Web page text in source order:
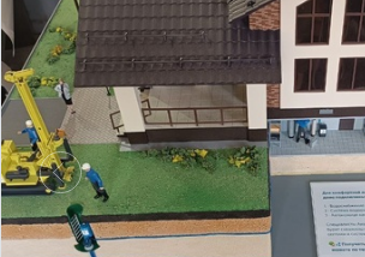
Предыдущий